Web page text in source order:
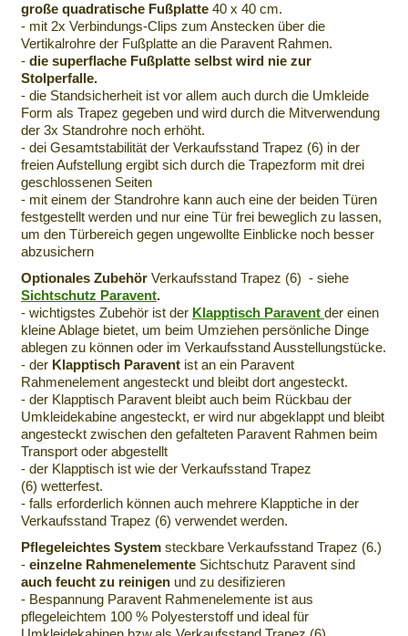
große quadratische Fußplatte 40 x 40 cm.
- mit 2x Verbindungs-Clips zum Anstecken über die
Vertikalrohre der Fußplatte an die Paravent Rahmen.
- die superflache Fußplatte selbst wird nie zur
Stolperfalle.
- die Standsicherheit ist vor allem auch durch die Umkleide
Form als Trapez gegeben und wird durch die Mitverwendung
der 3x Standrohre noch erhöht.
- dei Gesamtstabilität der Verkaufsstand Trapez (6) in der
freien Aufstellung ergibt sich durch die Trapezform mit drei
geschlossenen Seiten
- mit einem der Standrohre kann auch eine der beiden Türen
festgestellt werden und nur eine Tür frei beweglich zu lassen,
um den Türbereich gegen ungewollte Einblicke noch besser
abzusichern
Optionales Zubehör Verkaufsstand Trapez (6) - siehe
Sichtschutz Paravent.
- wichtigstes Zubehör ist der Klapptisch Paravent der einen
kleine Ablage bietet, um beim Umziehen persönliche Dinge
ablegen zu können oder im Verkaufsstand Ausstellungstücke.
- der Klapptisch Paravent ist an ein Paravent
Rahmenelement angesteckt und bleibt dort angesteckt.
- der Klapptisch Paravent bleibt auch beim Rückbau der
Umkleidekabine angesteckt, er wird nur abgeklappt und bleibt
angesteckt zwischen den gefalteten Paravent Rahmen beim
Transport oder abgestellt
- der Klapptisch ist wie der Verkaufsstand Trapez
(6) wetterfest.
- falls erforderlich können auch mehrere Klapptiche in der
Verkaufsstand Trapez (6) verwendet werden.
Pflegeleichtes System steckbare Verkaufsstand Trapez (6.)
- einzelne Rahmenelemente Sichtschutz Paravent sind
auch feucht zu reinigen und zu desifizieren
- Bespannung Paravent Rahmenelemente ist aus
pflegeleichtem 100 % Polyesterstoff und ideal für